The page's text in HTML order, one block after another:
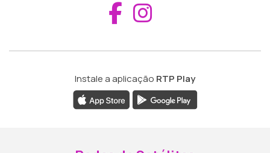
Aceder ao
Instale a aplicação RTP Play